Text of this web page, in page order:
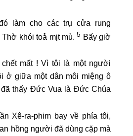
làm cho các trụ cửa rung
khói toả mịt mù.5 Bấy giờ
chết mất ! Vì tôi là một người
ở giữa một dân môi miệng ô
đã thấy Đức Vua là Đức Chúa
Xê-ra-phim bay về phía tôi,
hồng người đã dùng cặp mà